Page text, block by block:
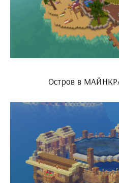
Остров в